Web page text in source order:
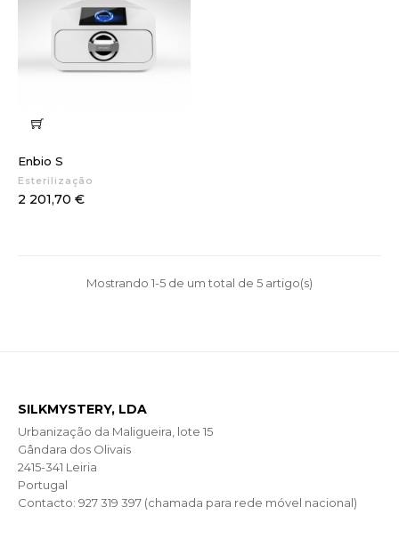
Enbio S
Esterilização
Preço
2 201,70 €
Mostrando 1-5 de um total de 5 artigo(s)
SILKMYSTERY, LDA
Urbanização da Maligueira, lote 15
Gândara dos Olivais
2415-341 Leiria
Portugal
Contacto: 927 319 397 (chamada para rede móvel nacional)